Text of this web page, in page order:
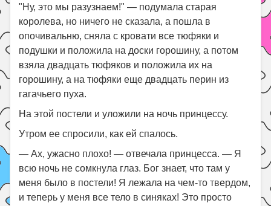
"Ну, это мы разузнаем!" — подумала старая
королева, но ничего не сказала, а пошла в
опочивальню, сняла с кровати все тюфяки и
подушки и положила на доски горошину, а потом
взяла двадцать тюфяков и положила их на
горошину, а на тюфяки еще двадцать перин из
гагачьего пуха.
На этой постели и уложили на ночь принцессу.
Утром ее спросили, как ей спалось.
— Ах, ужасно плохо! — отвечала принцесса. — Я
всю ночь не сомкнула глаз. Бог знает, что там у
меня было в постели! Я лежала на чем-то твердом,
и теперь у меня все тело в синяках! Это просто